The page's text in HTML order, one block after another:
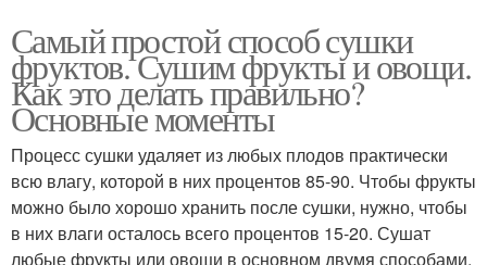
Самый простой способ сушки
фруктов. Сушим фрукты и овощи.
Как это делать правильно?
Основные моменты
Процесс сушки удаляет из любых плодов практически
всю влагу, которой в них процентов 85-90. Чтобы фрукты
можно было хорошо хранить после сушки, нужно, чтобы
в них влаги осталось всего процентов 15-20. Сушат
любые фрукты или овощи в основном двумя способами.